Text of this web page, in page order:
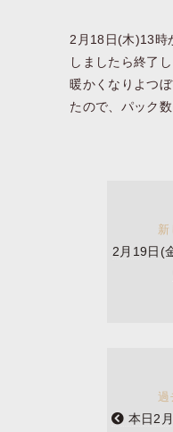
2月18日(木)13時
しましたら終了し
暖かくなりよつ
たので、パック
新
2月19日(
過
本日2